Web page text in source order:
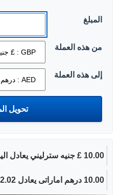
المبلغ
من هذه العملة
إلى هذه العملة
10.00 £ جنيه سترليني يعادل اليوم 49.39 درهم اماراتى.
10.00 درهم اماراتى يعادل 2.02 £ جنيه سترليني اليوم.